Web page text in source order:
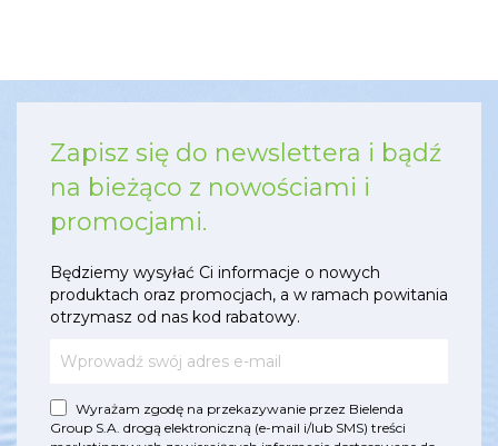
Zapisz się do newslettera i bądź
na bieżąco z nowościami i
promocjami.
Będziemy wysyłać Ci informacje o nowych
produktach oraz promocjach, a w ramach powitania
otrzymasz od nas kod rabatowy.
Wyrażam zgodę na przekazywanie przez Bielenda
Group S.A. drogą elektroniczną (e-mail i/lub SMS) treści